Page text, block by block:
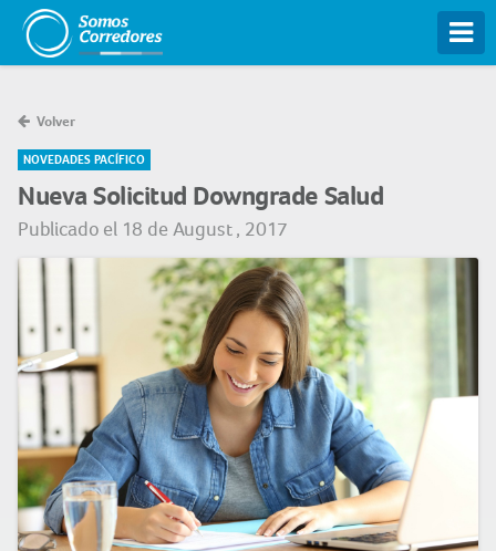
Volver
NOVEDADES PACÍFICO
Nueva Solicitud Downgrade Salud
Publicado el 18 de August , 2017